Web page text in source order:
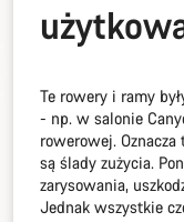
Te rowery i ramy
- np. w salonie
rowerowej. Oznacza
są ślady zużycia.
zarysowania,
Jednak wszystkie